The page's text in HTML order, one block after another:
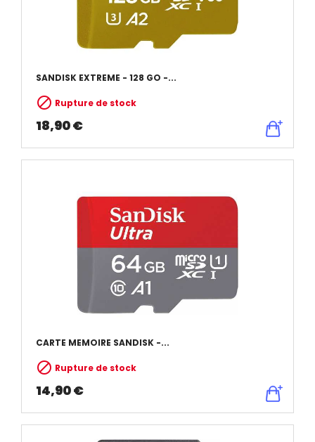
SANDISK EXTREME - 128 GO -...
 Rupture de stock
18,90 €
CARTE MEMOIRE SANDISK -...
 Rupture de stock
14,90 €